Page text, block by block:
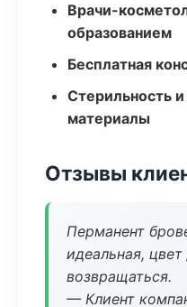
Врачи-
образованием
Бесплатная
Стерильность
материалы
Отзывы
Перманент
идеальная,
возвращаться.
— Клиент